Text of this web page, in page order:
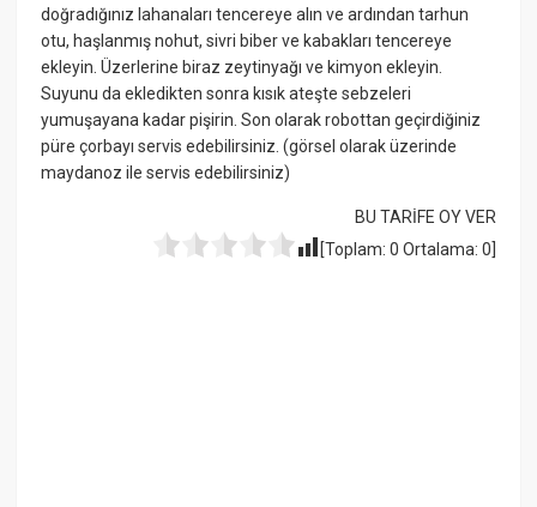
doğradığınız lahanaları tencereye alın ve ardından tarhun
otu, haşlanmış nohut, sivri biber ve kabakları tencereye
ekleyin. Üzerlerine biraz zeytinyağı ve kimyon ekleyin.
Suyunu da ekledikten sonra kısık ateşte sebzeleri
yumuşayana kadar pişirin. Son olarak robottan geçirdiğiniz
püre çorbayı servis edebilirsiniz. (görsel olarak üzerinde
maydanoz ile servis edebilirsiniz)
BU TARİFE OY VER
[Toplam: 0 Ortalama: 0